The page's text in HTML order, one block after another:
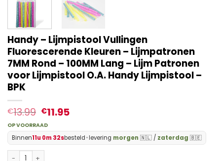
Handy – Lijmpistool Vullingen
Fluorescerende Kleuren – Lijmpatronen
7MM Rond – 100MM Lang – Lijm Patronen
voor Lijmpistool O.A. Handy Lijmpistool –
BPK
€13.99 €11.95
OP VOORRAAD
Binnen11u 0m 31sbesteld•levering morgen🇳🇱 / zaterdag🇧🇪
Handy - Lijmpistool Vullingen Fluorescerende Kleuren -